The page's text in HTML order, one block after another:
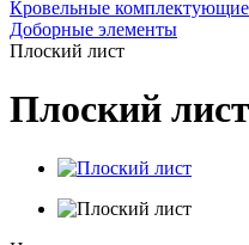
Кровельные комплектующие
Доборные элементы
Плоский лист
Плоский лист